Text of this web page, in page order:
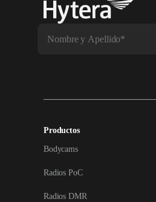
Productos
Bodycams
Radios PoC
Radios DMR